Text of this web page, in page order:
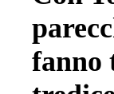
fanno